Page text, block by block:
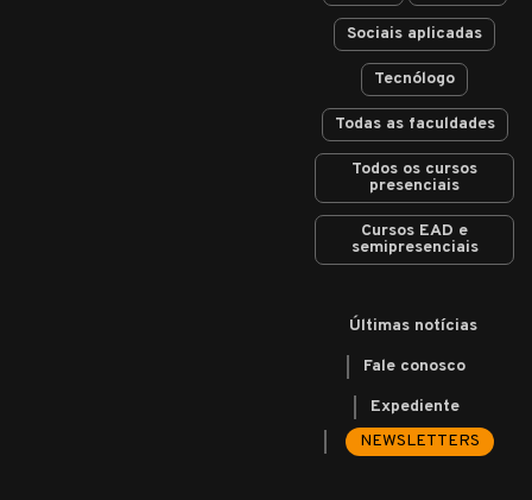
Sociais aplicadas
Tecnólogo
Todas as faculdades
Todos os cursos
presenciais
Cursos EAD e
semipresenciais
Últimas notícias
Fale conosco
Expediente
NEWSLETTERS